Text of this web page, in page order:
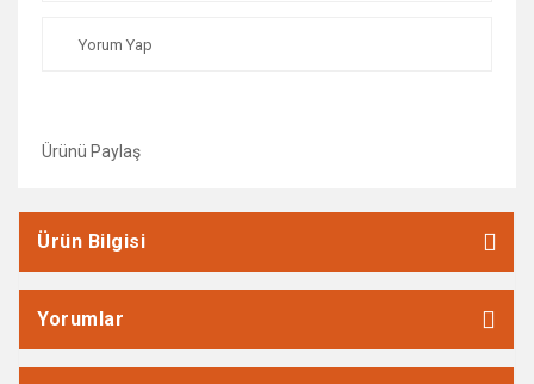
Yorum Yap
Ürünü Paylaş
Ürün Bilgisi
Yorumlar